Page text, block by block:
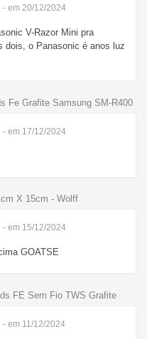
- em 20/12/2024
V-Razor Mini pra
dois, o Panasonic é anos luz
Fe Grafite Samsung SM-R400
- em 17/12/2024
X 15cm - Wolff
- em 15/12/2024
GOATSE
FE Sem Fio TWS Grafite
- em 11/12/2024